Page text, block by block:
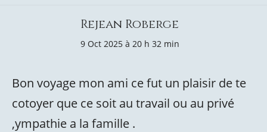
Rejean Roberge
9 Oct 2025 à 20 h 32 min
Bon voyage mon ami ce fut un plaisir de te
cotoyer que ce soit au travail ou au privé
,ympathie a la famille .